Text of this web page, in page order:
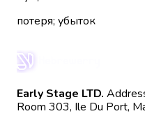
потеря; убыток
Early Stage LTD.
Room 303, Ile Du Port,